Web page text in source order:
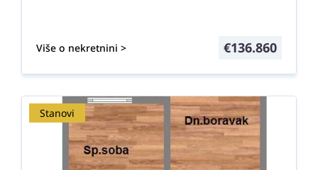
Više o nekretnini > €136.860
Stanovi